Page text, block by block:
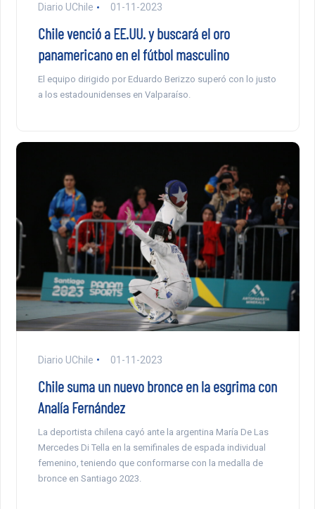
Diario UChile 01-11-2023
Chile venció a EE.UU. y buscará el oro
panamericano en el fútbol masculino
El equipo dirigido por Eduardo Berizzo superó con lo justo
a los estadounidenses en Valparaíso.
Diario UChile 01-11-2023
Chile suma un nuevo bronce en la esgrima con
Analía Fernández
La deportista chilena cayó ante la argentina María De Las
Mercedes Di Tella en la semifinales de espada individual
femenino, teniendo que conformarse con la medalla de
bronce en Santiago 2023.